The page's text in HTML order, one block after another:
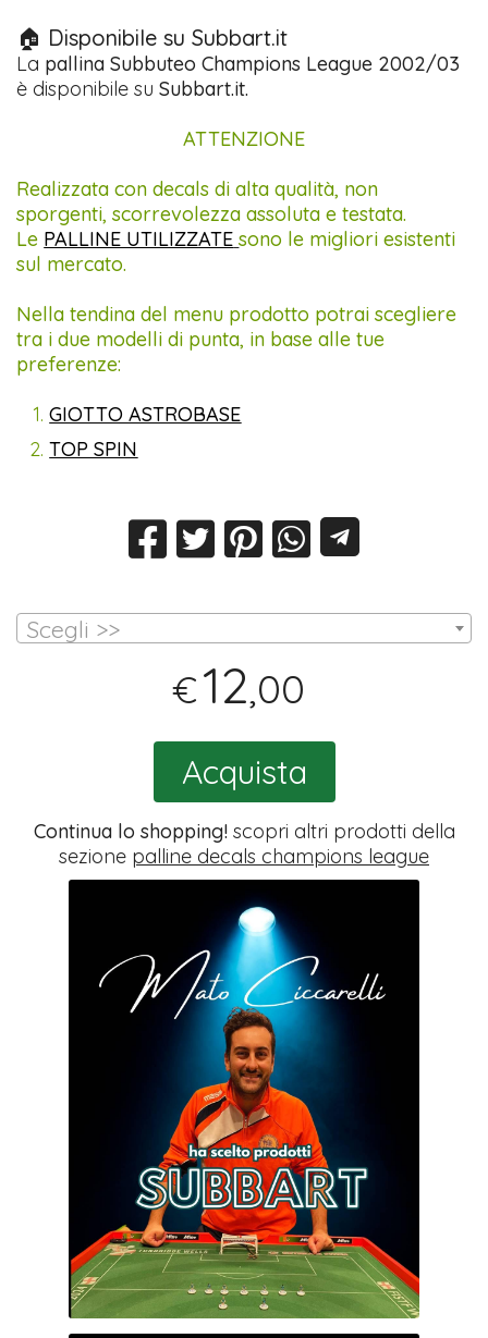
🏠 Disponibile su Subbart.it
La pallina Subbuteo Champions League 2002/03
è disponibile suSubbart.it.
ATTENZIONE
Realizzata con decals di alta qualità, non
sporgenti, scorrevolezza assoluta e testata.
Le PALLINE UTILIZZATE sono le migliori esistenti
sul mercato.
Nella tendina del menu prodotto potrai scegliere
tra i due modelli di punta, in base alle tue
preferenze:
GIOTTO ASTROBASE
TOP SPIN
Scegli >>
€12,00
Acquista
Continua lo shopping!scopri altri prodotti della
sezione palline decals champions league